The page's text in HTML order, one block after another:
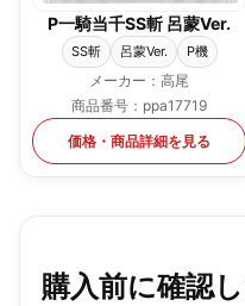
P一騎当千SS斬 呂蒙Ver.
SS斬 呂蒙Ver. P機
メーカー：高尾
商品番号：ppa17719
価格・商品詳細を見る
購入前に確認